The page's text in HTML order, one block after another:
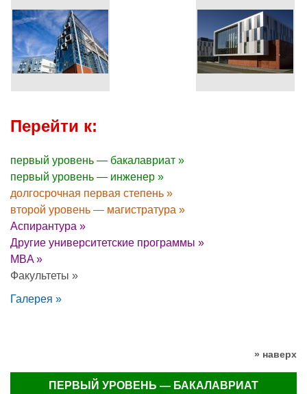
Перейти к:
первый уровень — бакалавриат »
первый уровень — инженер »
долгосрочная первая степень »
второй уровень — магистратура »
Аспирантура »
Другие университетские программы »
MBA »
Факультеты »
Галерея »
» наверх
ПЕРВЫЙ УРОВЕНЬ — БАКАЛАВРИАТ